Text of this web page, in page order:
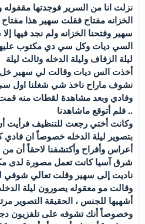
نزلت انا من السرير فوجدتها
الخزانه مفتاح فقلت سهير هذا مفتاح
سهير وفتحنا الخزانه ولم نجد فيها
السي ديات وكل سي دي مكتوب
ليلة الزفاف وليلة الدخله وثالث ليلة
أخذت الس ديات وقالت لي سهير خل
نشوف ماراح ناخذ شي شغلنا اول
وفادي وبعد مشاهدة لقطات منه قمت
.. فلم أتوقع ماشاهدنا
وكانت أختي رجعت للتنظيف فرأيت
بتصوير ليلة الدخله خصوصاً ان
أعراس وأفراح وأكتشفنا لاحقاً أن
شرق آسيا كانت تعمل مصورة لدى
ناديت إلى سهير وقلت تعالي شوفي
وقالت مو معقوله يصورون ليلة
أشهيها للجنس ، الحقيقة التصوير
وخصوصاً أنك تشوفه على تلفزيون